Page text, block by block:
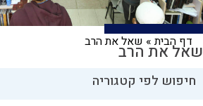
דף הבית» שאל את הרבשאל את הרב
חיפוש לפי קטגוריה